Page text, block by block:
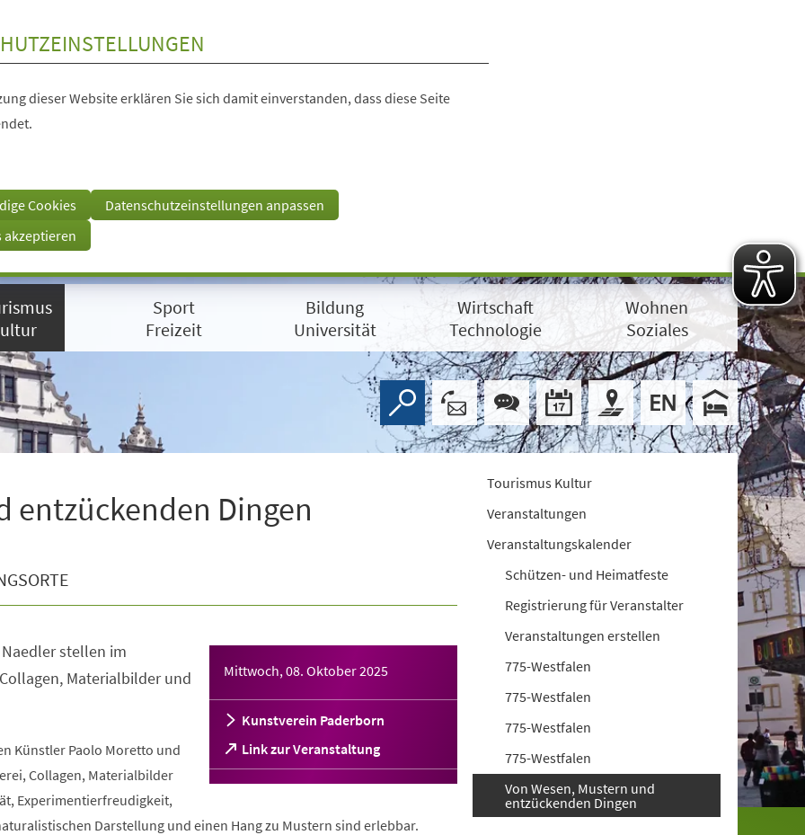
dieser Website erklären Sie sich damit einverstanden, dass diese Seite
Cookies
Datenschutzeinstellungen anpassen
akzeptieren
Sport
Freizeit
Bildung
Universität
Wirtschaft
Technologie
Wohnen
Soziales
entzückenden Dingen
Mittwoch, 08. Oktober 2025
Kunstverein Paderborn
Link zur Veranstaltung
(Öffnet
in
einem
Tab)
stellen im
Materialbilder und
Künstler Paolo Moretto und
Collagen, Materialbilder
Experimentierfreudigkeit,
Darstellung und einen Hang zu Mustern sind erlebbar.
Tourismus Kultur
Veranstaltungen
Veranstaltungskalender
Schützen- und Heimatfeste
Registrierung für Veranstalter
Veranstaltungen erstellen
775-Westfalen
775-Westfalen
775-Westfalen
775-Westfalen
Von Wesen, Mustern und
entzückenden Dingen